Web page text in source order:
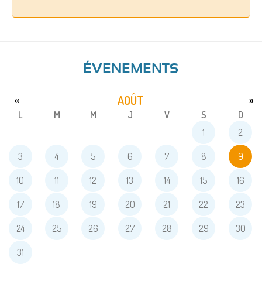
ÉVENEMENTS
AOÛT
« »
L M M J V S
D
1
2
3 4 5 6 7 8 9
10 11 12 13 14 15 16
17 18 19 20 21 22 23
24 25 26 27 28 29 30
31